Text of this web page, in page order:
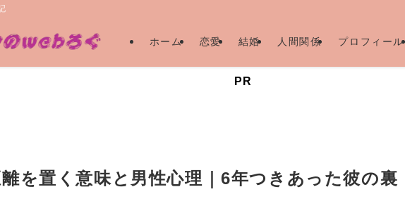
ホーム 恋愛 結婚 人間関係 プロフィール
PR
離を置く意味と男性心理｜6年つきあった彼の裏